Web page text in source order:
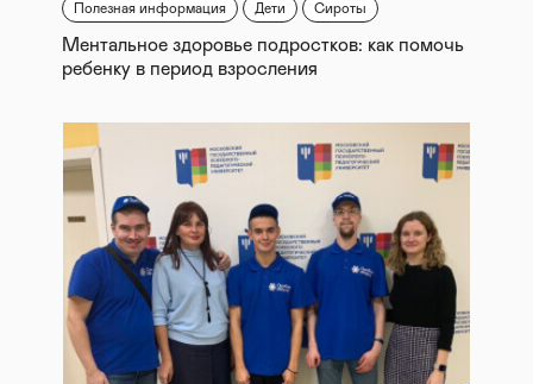
Полезная информация Дети Сироты
Ментальное здоровье подростков: как помочь
ребенку в период взросления